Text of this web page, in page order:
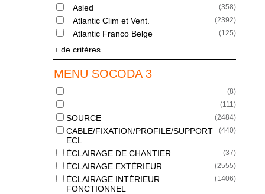
Asled (358)
Atlantic Clim et Vent. (2392)
Atlantic Franco Belge (125)
+ de critères
MENU SOCODA 3
(8)
(111)
SOURCE (2484)
CABLE/FIXATION/PROFILE/SUPPORT
ECL.
(440)
ÉCLAIRAGE DE CHANTIER (37)
ÉCLAIRAGE EXTÉRIEUR (2555)
ÉCLAIRAGE INTÉRIEUR
FONCTIONNEL
(1406)